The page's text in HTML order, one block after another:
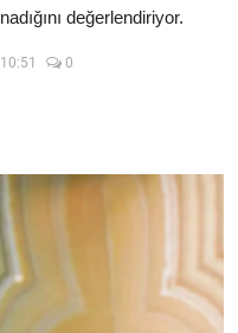
değerlendiriyor.
0